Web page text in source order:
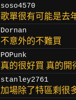
soso4570
歌單很有可能是去
Dornan
不意外的不難買
POPunk
真的很好買 真的開
stanley2761
加場除了特區剩很